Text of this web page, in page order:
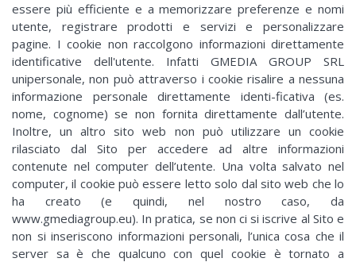
essere più efficiente e a memorizzare preferenze e nomi
utente, registrare prodotti e servizi e personalizzare
pagine. I cookie non raccolgono informazioni direttamente
identificative dell'utente. Infatti GMEDIA GROUP SRL
unipersonale, non può attraverso i cookie risalire a nessuna
informazione personale direttamente identi-ficativa (es.
nome, cognome) se non fornita direttamente dall’utente.
Inoltre, un altro sito web non può utilizzare un cookie
rilasciato dal Sito per accedere ad altre informazioni
contenute nel computer dell’utente. Una volta salvato nel
computer, il cookie può essere letto solo dal sito web che lo
ha creato (e quindi, nel nostro caso, da
www.gmediagroup.eu). In pratica, se non ci si iscrive al Sito e
non si inseriscono informazioni personali, l’unica cosa che il
server sa è che qualcuno con quel cookie è tornato a